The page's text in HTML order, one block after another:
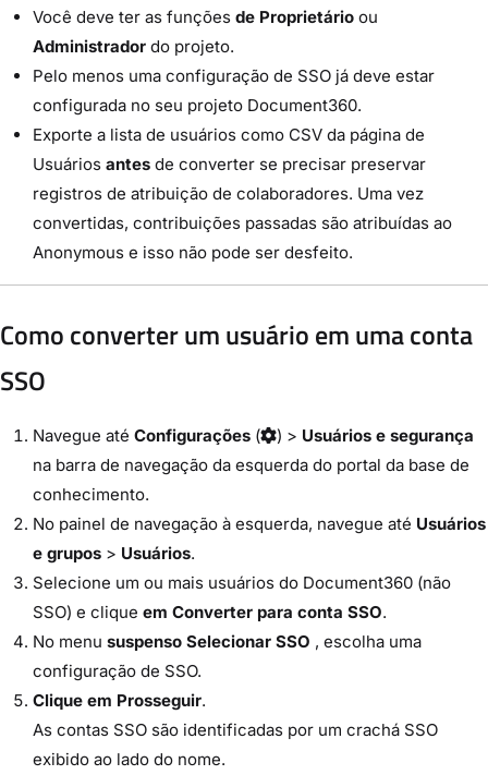
Você deve ter as funções de Proprietário ou
Administrador do projeto.
Pelo menos uma configuração de SSO já deve estar
configurada no seu projeto Document360.
Exporte a lista de usuários como CSV da página de
Usuários antes de converter se precisar preservar
registros de atribuição de colaboradores. Uma vez
convertidas, contribuições passadas são atribuídas ao
Anonymous e isso não pode ser desfeito.
Como converter um usuário em uma conta
SSO
Navegue até Configurações ( ) > Usuários e segurança
na barra de navegação da esquerda do portal da base de
conhecimento.
No painel de navegação à esquerda, navegue até Usuários
e grupos > Usuários.
Selecione um ou mais usuários do Document360 (não
SSO) e clique em Converter para conta SSO.
No menu suspenso Selecionar SSO , escolha uma
configuração de SSO.
Clique em Prosseguir.
As contas SSO são identificadas por um crachá SSO
exibido ao lado do nome.